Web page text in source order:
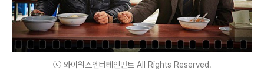
ⓒ 와이웍스엔터테인먼트 All Rights Reserved.